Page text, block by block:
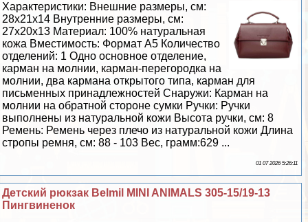
Хаpaктеристики: Внешние размеры, см:
28х21х14 Внутренние размеры, см:
27х20х13 Материал: 100% натуральная
кожа Вместимость: Формат А5 Количество
отделений: 1 Одно основное отделение,
карман на молнии, карман-перегородка на
молнии, два кармана открытого типа, карман для
письменных принадлежностей Снаружи: Карман на
молнии на обратной стороне сумки Ручки: Ручки
выполнены из натуральной кожи Высота ручки, см: 8
Ремень: Ремень через плечо из натуральной кожи Длина
стропы ремня, см: 88 - 103 Вес, грамм:629 ...
01 07 2026 5:26:11
Детский рюкзак Belmil MINI ANIMALS 305-15/19-13
Пингвиненок